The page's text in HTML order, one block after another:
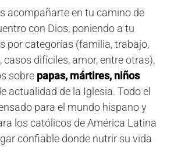
acompañarte en tu camino de
con Dios, poniendo a tu
por categorías (familia, trabajo,
casos difíciles, amor, entre otras),
sobre papas, mártires, niños
actualidad de la Iglesia. Todo el
para el mundo hispano y
los católicos de América Latina
confiable donde nutrir su vida